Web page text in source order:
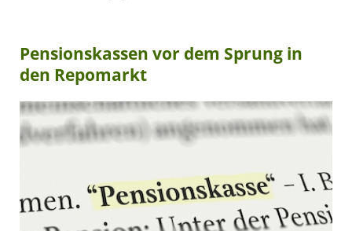
Pensionskassen vor dem Sprung in
den Repomarkt